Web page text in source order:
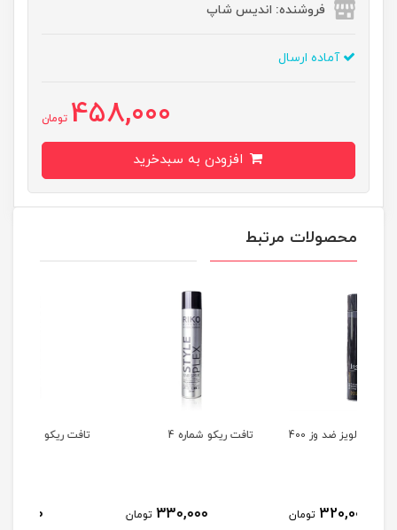
فروشنده: اندیس شاپ
آماده ارسال
458,000 تومان
محصولات مرتبط
تافت ریکو شماره 4
330,000
تافت ریکو شماره 6 650 میل
489,000